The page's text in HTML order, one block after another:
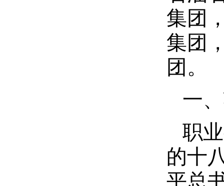
集团
集团
团。
一
职
的十
平总